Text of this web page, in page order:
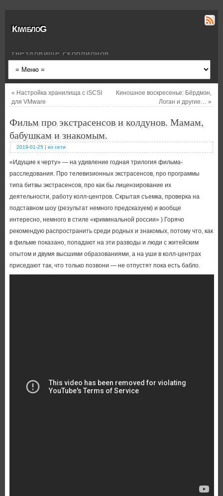
КiwiблоG
гнездовище скорпионов
« Настройка хранилища с iSCSI
для VMware
Киношное воскресенье: Бёрдмэн,
Логан и другие…»
Фильм про экстрасенсов и колдунов. Мамам,
бабушкам и знакомым.
2019-01-25 | из сети
«Идущие к черту» — на удивление годная трилогия фильма-
расследования. Про телевизионных экстрасенсов, про программы
типа битвы экстрасенсов, про как бы лицензирование их
деятельности, работу колл-центров. Скрытая съемка, проверка на
подставном шоу (результат немного предсказуем) и вообще
интересно, немного в стиле «криминальной россии» ) Горячо
рекомендую распространить среди родных и знакомых, потому что, как
в фильме показано, попадают на эти разводы и люди с житейским
опытом и двумя высшими образованиями, а на уши в колл-центрах
приседают так, что только позвони — не отпустят пока есть бабло.